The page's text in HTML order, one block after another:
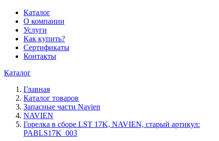
Каталог
О компании
Услуги
Как купить?
Сертификаты
Контакты
Каталог
Главная
Каталог товаров
Запасные части Navien
NAVIEN
Горелка в сборе LST 17K, NAVIEN, старый артикул:
PABLS17K_003